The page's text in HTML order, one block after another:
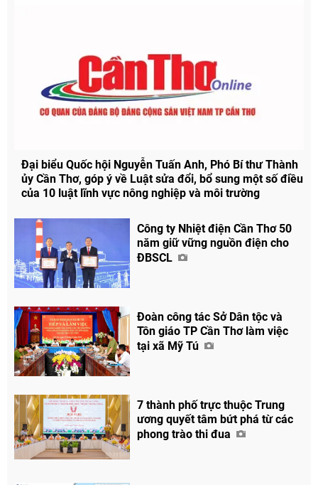
Đại biểu Quốc hội Nguyễn Tuấn Anh, Phó Bí thư Thành
ủy Cần Thơ, góp ý về Luật sửa đổi, bổ sung một số điều
của 10 luật lĩnh vực nông nghiệp và môi trường
Công ty Nhiệt điện Cần Thơ 50
năm giữ vững nguồn điện cho
ĐBSCL
Đoàn công tác Sở Dân tộc và
Tôn giáo TP Cần Thơ làm việc
tại xã Mỹ Tú
7 thành phố trực thuộc Trung
ương quyết tâm bứt phá từ các
phong trào thi đua